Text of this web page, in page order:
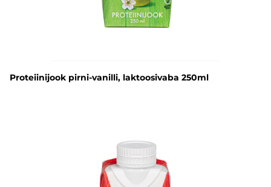
Proteiinijook pirni-vanilli, laktoosivaba 250ml